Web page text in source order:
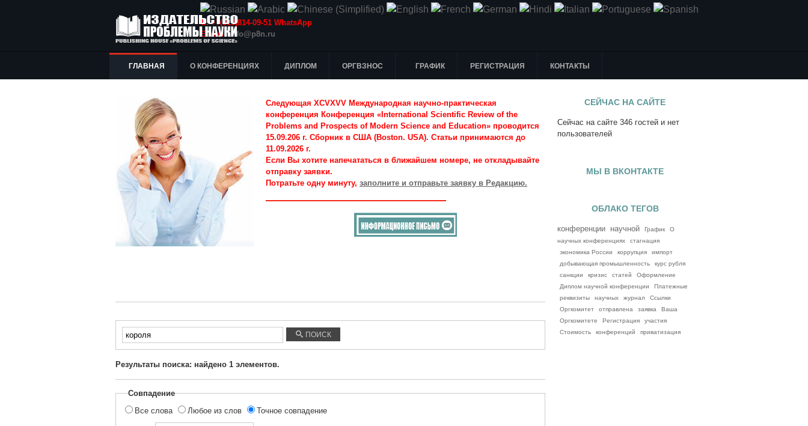
Т.: +7(915)814-09-51 WhatsApp
E-mail:info@p8n.ru
ГЛАВНАЯ О КОНФЕРЕНЦИЯХ ДИПЛОМ ОРГВЗНОС ГРАФИК РЕГИСТРАЦИЯ КОНТАКТЫ
Следующая XCVXVV Международная научно-практическая
конференция Конференция «International Scientific Review of the
Problems and Prospects of Modern Science and Education» проводится
15.09.206 г. Сборник в США (Boston. USA). Статьи принимаются до
11.09.2026 г.
Если Вы хотите напечататься в ближайшем номере, не откладывайте
отправку заявки.
Потратьте одну минуту, заполните и отправьте заявку в Редакцию.
Введите
текст
поиска...
ПОИСК
Результаты поиска: найдено 1 элементов.
Совпадение
Все слова
Любое из слов Точное совпадение
СЕЙЧАС НА САЙТЕ
Сейчас на сайте 346 гостей и нет
пользователей
МЫ В ВКОНТАКТЕ
ОБЛАКО ТЕГОВ
конференции научной График
О
научных конференциях
стагнация
экономика России
коррупция
импорт
добывающая промышленность
курс рубля
санкции
кризис статей
Оформление
Диплом научной конференции
Платежные
реквизиты
научных журнал
Ссылки
Оргкомитет
отправлена заявка
Ваша
Оргкомитете
Регистрация
участия
Стоимость
конференций приватизация